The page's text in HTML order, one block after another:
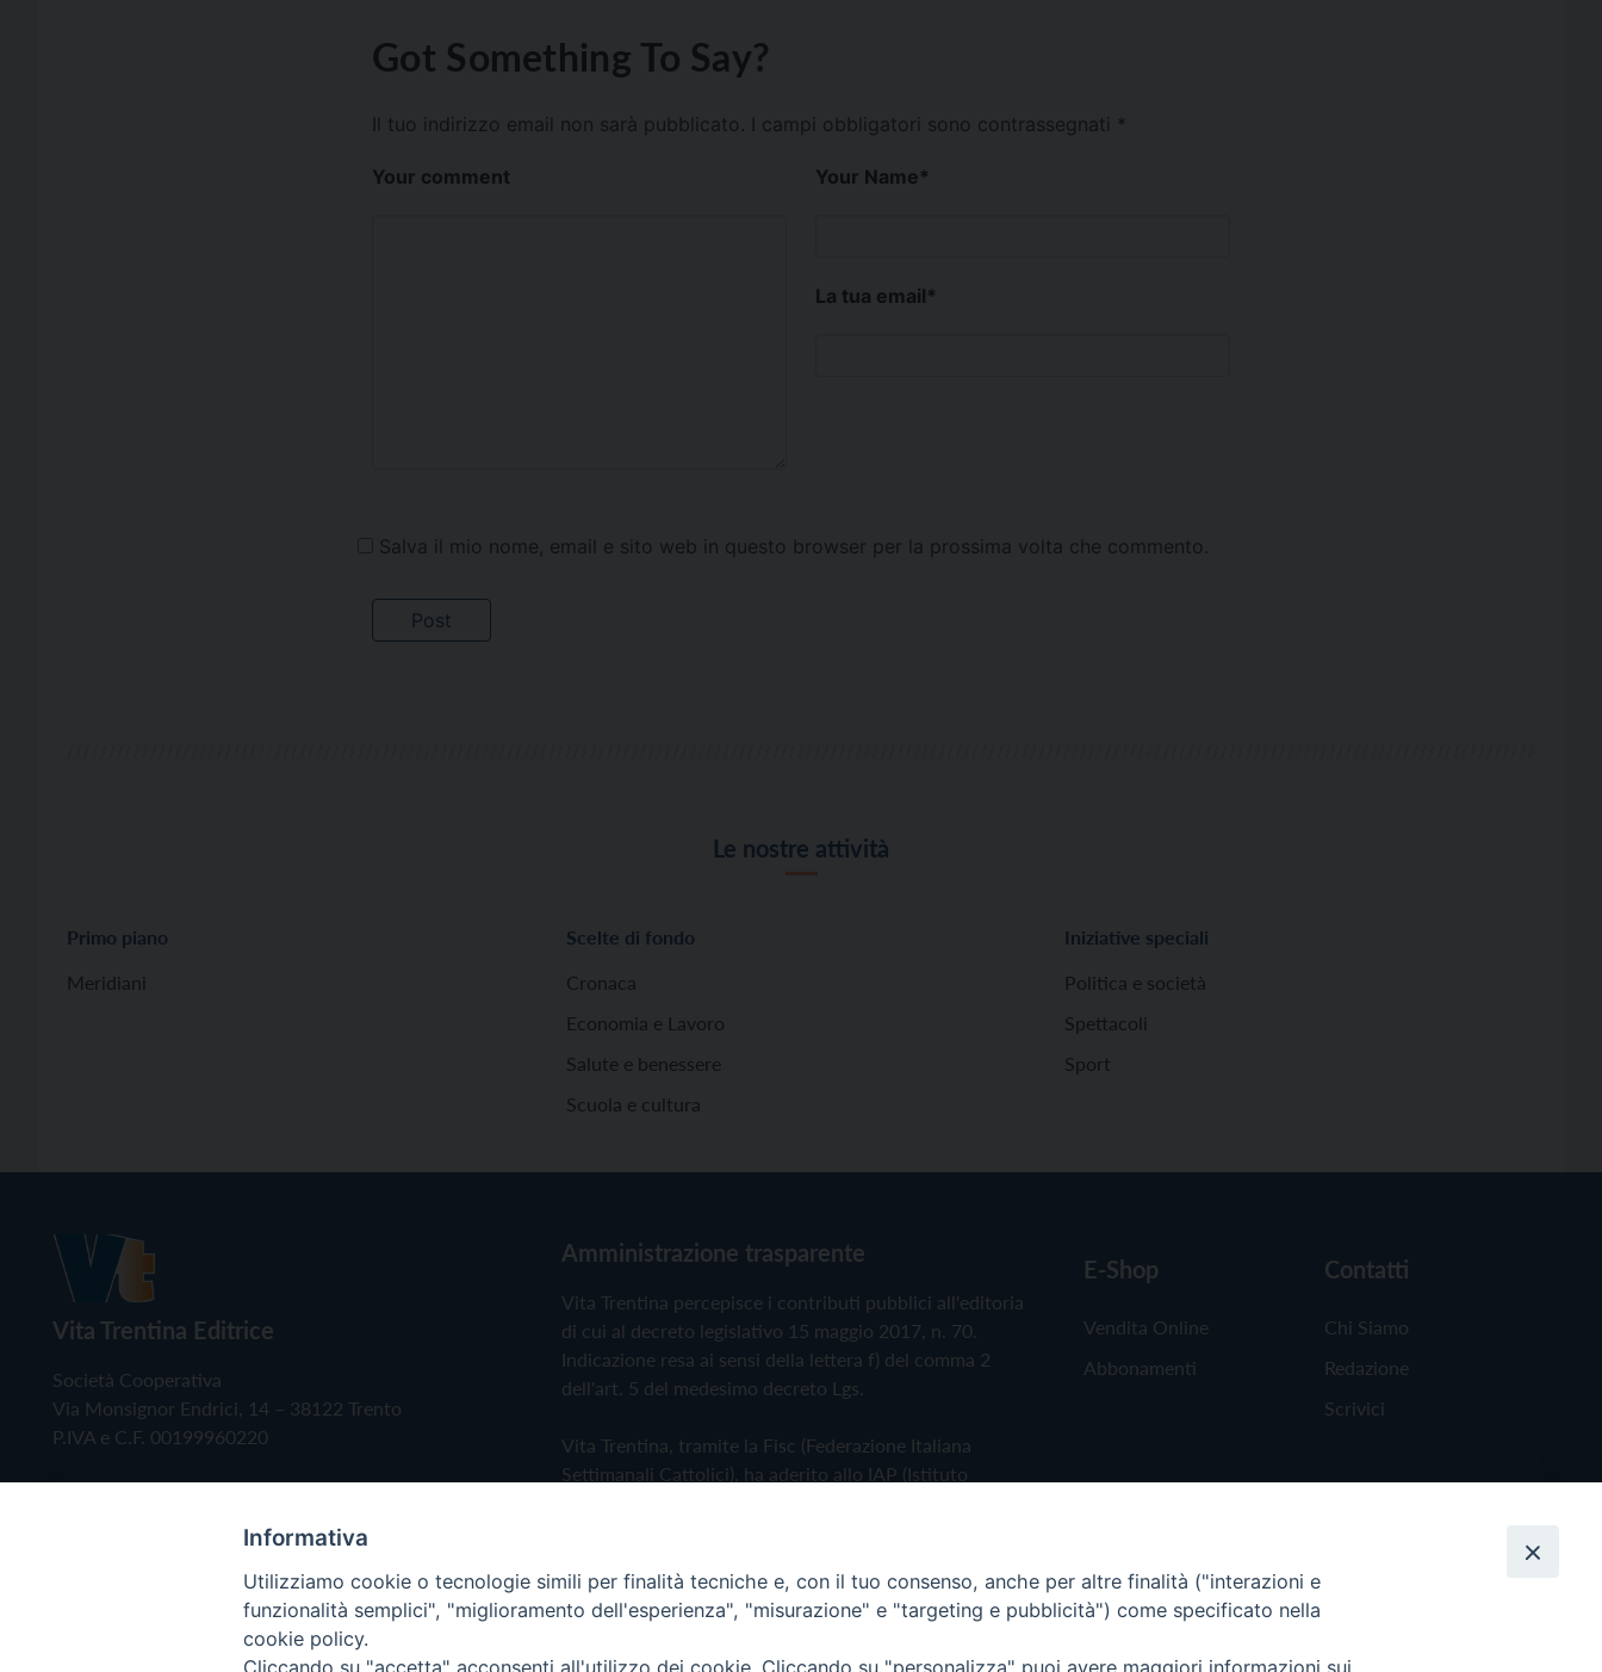
Got Something To Say?
Il tuo indirizzo email non sarà pubblicato. I campi obbligatori sono contrassegnati *
Your comment Your Name*
La tua email*
Salva il mio nome, email e sito web in questo browser per la prossima volta che commento.
Le nostre attività
Primo piano
Meridiani
Scelte di fondo
Cronaca
Economia e Lavoro
Salute e benessere
Scuola e cultura
Iniziative speciali
Politica e società
Spettacoli
Sport
Vita Trentina Editrice
Società Cooperativa
Via Monsignor Endrici, 14 – 38122 Trento
P.IVA e C.F. 00199960220
Amministrazione trasparente
Vita Trentina percepisce i contributi pubblici all'editoria
di cui al decreto legislativo 15 maggio 2017, n. 70.
Indicazione resa ai sensi della lettera f) del comma 2
dell'art. 5 del medesimo decreto Lgs.
Vita Trentina, tramite la Fisc (Federazione Italiana
Settimanali Cattolici), ha aderito allo IAP (Istituto
Privacy Policy Cookie Policy
E-Shop
Vendita Online
Abbonamenti
Contatti
Chi Siamo
Redazione
Scrivici
Informativa
Utilizziamo cookie o tecnologie simili per finalità tecniche e, con il tuo consenso, anche per altre finalità ("interazioni e
funzionalità semplici", "miglioramento dell'esperienza", "misurazione" e "targeting e pubblicità") come specificato nella
cookie policy.